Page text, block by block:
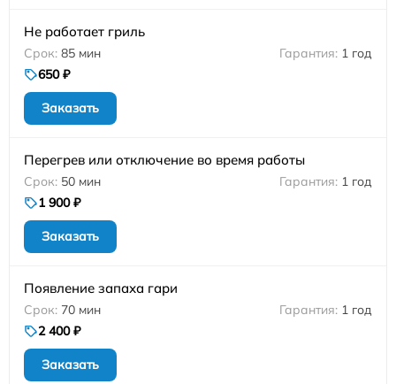
Не работает гриль
85 мин
1 год
650 ₽
Заказать
Перегрев или отключение во время работы
50 мин
1 год
1 900 ₽
Заказать
Появление запаха гари
70 мин
1 год
2 400 ₽
Заказать